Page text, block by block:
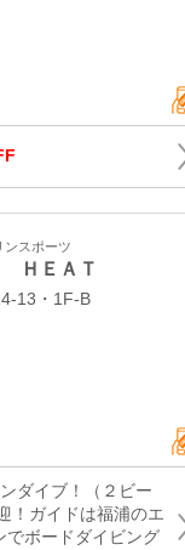
ンスポーツ
ＨＥＡＴ
13・1F-B
ダイブ！（２ビー
！ガイドは福浦のエ
でボードダイビング